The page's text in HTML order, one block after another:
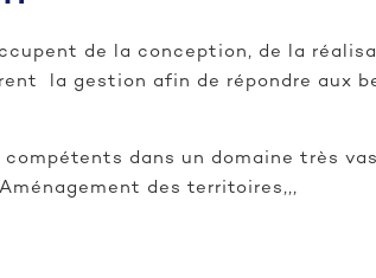
de la conception, de la
la gestion afin de répondre aux
compétents dans un domaine très
des territoires,,,